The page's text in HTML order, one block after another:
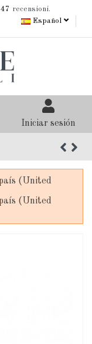
47 recensioni.
Español
Iniciar sesión
(United
(United